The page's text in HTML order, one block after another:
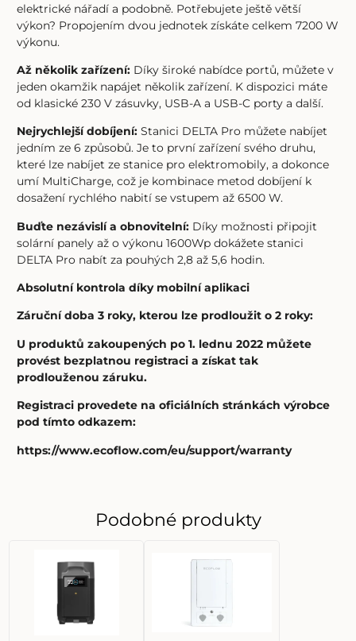
elektrické nářadí a podobně. Potřebujete ještě větší
výkon? Propojením dvou jednotek získáte celkem 7200 W
výkonu.
Až několik zařízení: Díky široké nabídce portů, můžete v
jeden okamžik napájet několik zařízení. K dispozici máte
od klasické 230 V zásuvky, USB-A a USB-C porty a další.
Nejrychlejší dobíjení:Stanici DELTA Pro můžete nabíjet
jedním ze 6 způsobů. Je to první zařízení svého druhu,
které lze nabíjet ze stanice pro elektromobily, a dokonce
umí MultiCharge, což je kombinace metod dobíjení k
dosažení rychlého nabití se vstupem až 6500 W.
Buďte nezávislí a obnovitelní: Díky možnosti připojit
solární panely až o výkonu 1600Wp dokážete stanici
DELTA Pro nabít za pouhých 2,8 až 5,6 hodin.
Absolutní kontrola díky mobilní aplikaci
Záruční doba 3 roky, kterou lze prodloužit o 2 roky:
U produktů zakoupených po 1. lednu 2022 můžete
provést bezplatnou registraci a získat tak
prodlouženou záruku.
Registraci provedete na oficiálních stránkách výrobce
pod tímto odkazem:
https://www.ecoflow.com/eu/support/warranty
Podobné produkty